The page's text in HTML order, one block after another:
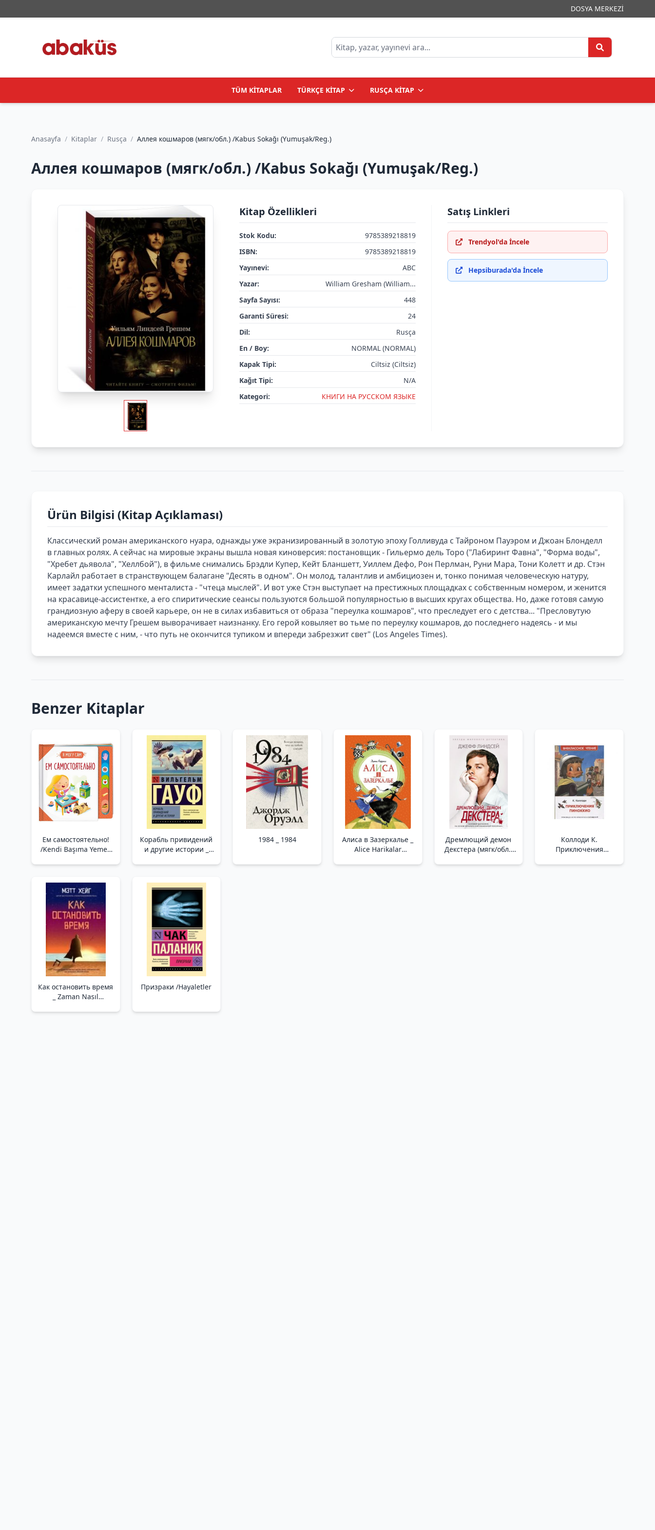
DOSYA MERKEZİ
TÜM KİTAPLAR TÜRKÇE KİTAP RUSÇA KİTAP
Anasayfa / Kitaplar / Rusça / Аллея кошмаров (мягк/обл.) /Kabus Sokağı (Yumuşak/Reg.)
Аллея кошмаров (мягк/обл.) /Kabus Sokağı (Yumuşak/Reg.)
Kitap Özellikleri
Stok Kodu:
9785389218819
ISBN:
9785389218819
Yayınevi:
ABC
Yazar:
William Gresham (William...
Sayfa Sayısı:
448
Garanti Süresi:
24
Dil:
Rusça
En / Boy:
NORMAL (NORMAL)
Kapak Tipi:
Ciltsiz (Ciltsiz)
Kağıt Tipi:
N/A
Kategori:
КНИГИ НА РУССКОМ ЯЗЫКЕ
Satış Linkleri
Trendyol'da İncele
Hepsiburada'da İncele
Ürün Bilgisi (Kitap Açıklaması)
Классический роман американского нуара, однажды уже экранизированный в золотую эпоху Голливуда с Тайроном Пауэром и Джоан Блонделл
в главных ролях. А сейчас на мировые экраны вышла новая киноверсия: постановщик - Гильермо дель Торо ("Лабиринт Фавна", "Форма воды",
"Хребет дьявола", "Хеллбой"), в фильме снимались Брэдли Купер, Кейт Бланшетт, Уиллем Дефо, Рон Перлман, Руни Мара, Тони Колетт и др. Стэн
Карлайл работает в странствующем балагане "Десять в одном". Он молод, талантлив и амбициозен и, тонко понимая человеческую натуру,
имеет задатки успешного менталиста - "чтеца мыслей". И вот уже Стэн выступает на престижных площадках с собственным номером, и женится
на красавице-ассистентке, а его спиритические сеансы пользуются большой популярностью в высших кругах общества. Но, даже готовя самую
грандиозную аферу в своей карьере, он не в силах избавиться от образа "переулка кошмаров", что преследует его с детства... "Пресловутую
американскую мечту Грешем выворачивает наизнанку. Его герой ковыляет во тьме по переулку кошмаров, до последнего надеясь - и мы
надеемся вместе с ним, - что путь не окончится тупиком и впереди забрезжит свет" (Los Angeles Times).
Benzer Kitaplar
Ем самостоятельно!
/Kendi Başıma Yemek
Корабль привидений
и другие истории _
1984 _ 1984
Алиса в Зазеркалье _
Alice Harikalar
Дремлющий демон
Декстера (мягк/обл.)
Коллоди К.
Приключения
Как остановить время
_ Zaman Nasıl
Призраки /Hayaletler